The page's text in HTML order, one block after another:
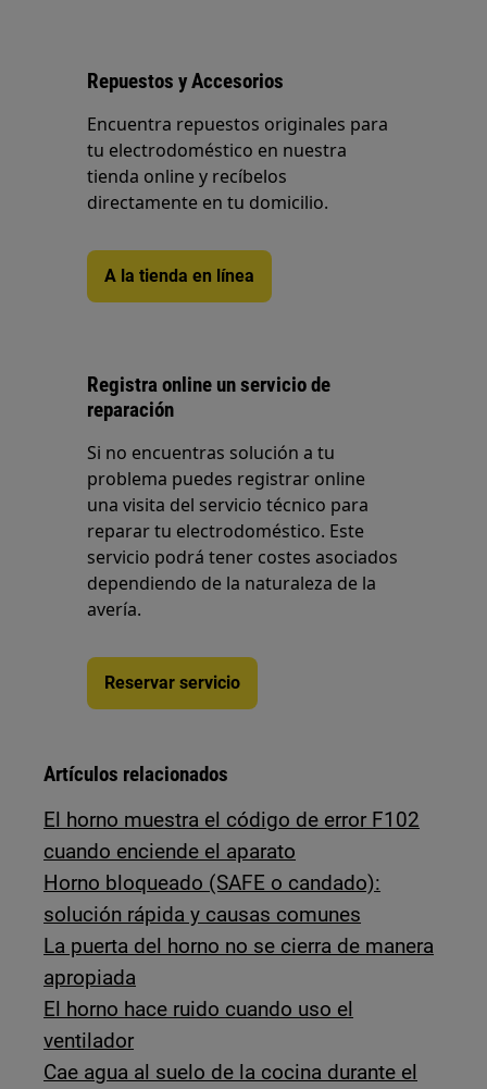
Repuestos y Accesorios
Encuentra repuestos originales para
tu electrodoméstico en nuestra
tienda online y recíbelos
directamente en tu domicilio.
A la tienda en línea
Registra online un servicio de
reparación
Si no encuentras solución a tu
problema puedes registrar online
una visita del servicio técnico para
reparar tu electrodoméstico. Este
servicio podrá tener costes asociados
dependiendo de la naturaleza de la
avería.
Reservar servicio
Artículos relacionados
El horno muestra el código de error F102
cuando enciende el aparato
Horno bloqueado (SAFE o candado):
solución rápida y causas comunes
La puerta del horno no se cierra de manera
apropiada
El horno hace ruido cuando uso el
ventilador
Cae agua al suelo de la cocina durante el